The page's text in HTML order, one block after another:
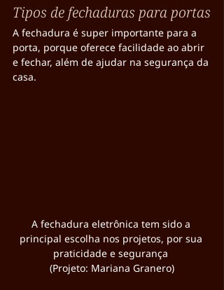
Tipos de fechaduras para portas
A fechadura é super importante para a
porta, porque oferece facilidade ao abrir
e fechar, além de ajudar na segurança da
casa.
A fechadura eletrônica tem sido a
principal escolha nos projetos, por sua
praticidade e segurança
(Projeto: Mariana Granero)